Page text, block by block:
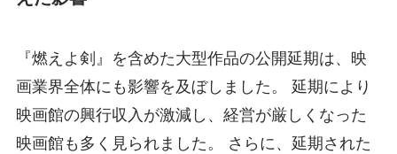
『燃えよ剣』を含めた大型作品の公開延期は、映
画業界全体にも影響を及ぼしました。 延期により
映画館の興行収入が激減し、経営が厳しくなった
映画館も多く見られました。 さらに、延期された